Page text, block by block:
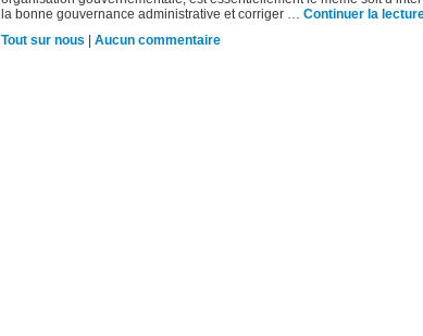
la bonne gouvernance administrative et corriger … Continuer la
Tout sur nous
Aucun commentaire